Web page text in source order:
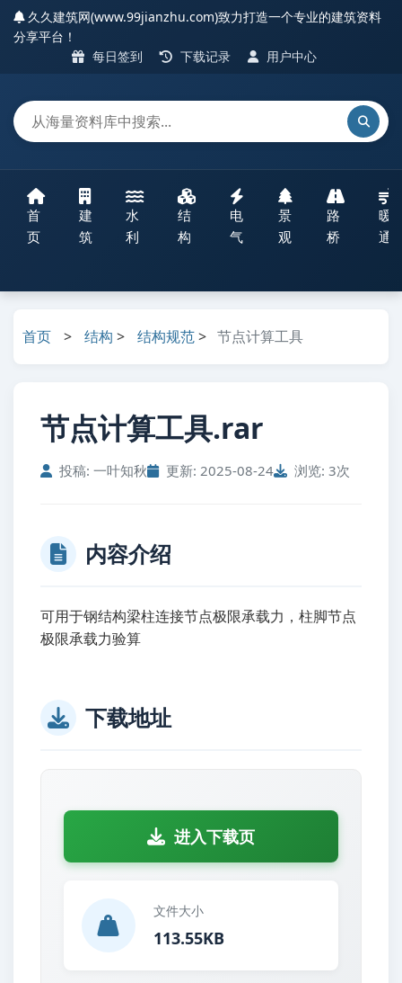
久久建筑网(www.99jianzhu.com)致力打造一个专业的建筑资料
分享平台！
每日签到
下载记录 用户中心
首
页
建
筑
水
利
结
构
电
气
景
观
路
桥
暖
通
首页 > 结构 > 结构规范> 节点计算工具
节点计算工具.rar
投稿: 一叶知秋 更新: 2025-08-24 浏览: 3次
内容介绍
可用于钢结构梁柱连接节点极限承载力，柱脚节点
极限承载力验算
下载地址
进入下载页
文件大小
113.55KB